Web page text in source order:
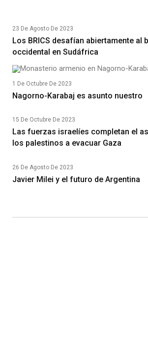
23 De Agosto De 2023
Los BRICS desafían abiertamente al
occidental en Sudáfrica
1 De Octubre De 2023
Nagorno-Karabaj es asunto nuestro
15 De Octubre De 2023
Las fuerzas israelíes completan el
los palestinos a evacuar Gaza
26 De Agosto De 2023
Javier Milei y el futuro de Argentina